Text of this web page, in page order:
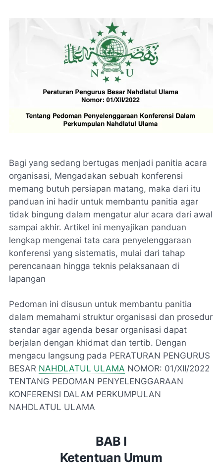
Bagi yang sedang bertugas menjadi panitia acara
organisasi, Mengadakan sebuah konferensi
memang butuh persiapan matang, maka dari itu
panduan ini hadir untuk membantu panitia agar
tidak bingung dalam mengatur alur acara dari awal
sampai akhir. Artikel ini menyajikan panduan
lengkap mengenai tata cara penyelenggaraan
konferensi yang sistematis, mulai dari tahap
perencanaan hingga teknis pelaksanaan di
lapangan
Pedoman ini disusun untuk membantu panitia
dalam memahami struktur organisasi dan prosedur
standar agar agenda besar organisasi dapat
berjalan dengan khidmat dan tertib. Dengan
mengacu langsung pada PERATURAN PENGURUS
BESAR NAHDLATUL ULAMA NOMOR: 01/XII/2022
TENTANG PEDOMAN PENYELENGGARAAN
KONFERENSI DALAM PERKUMPULAN
NAHDLATUL ULAMA
BAB I
Ketentuan Umum